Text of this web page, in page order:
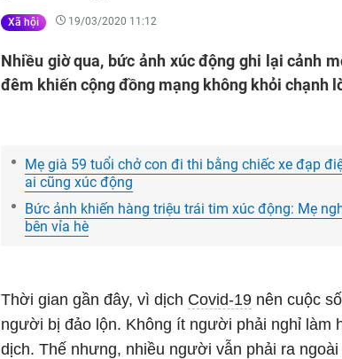
Xã hội 19/03/2020 11:12
Nhiều giờ qua, bức ảnh xúc động ghi lại cảnh
đêm khiến cộng đồng mạng không khỏi chạnh
Mẹ già 59 tuổi chở con đi thi bằng chiếc xe đạp
ai cũng xúc động
Bức ảnh khiến hàng triệu trái tim xúc động: Mẹ
bên vỉa hè
Thời gian gần đây, vì dịch Covid-19 nên cuộc
người bị đảo lộn. Không ít người phải nghỉ làm
dịch. Thế nhưng, nhiều người vẫn phải ra